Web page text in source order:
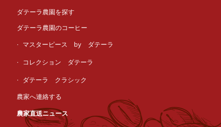
ダテーラ農園を探す
ダテーラ農園のコーヒー
マスターピース by ダテーラ
コレクション ダテーラ
ダテーラ クラシック
農家へ連絡する
農家直送ニュース